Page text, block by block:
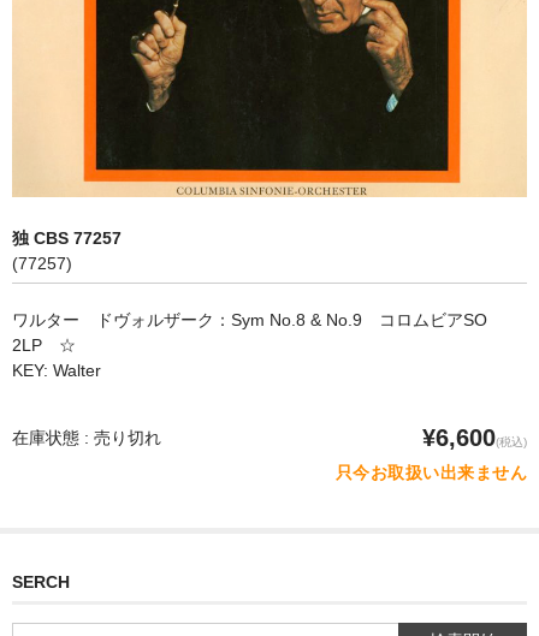
CD&BOOK
PICK UP
ORDER
CONTACT
独 CBS 77257
(77257)
ワルター ドヴォルザーク：Sym No.8 & No.9 コロムビアSO
2LP ☆
KEY: Walter
在庫状態 : 売り切れ ¥6,600(税込)
只今お取扱い出来ません
SERCH